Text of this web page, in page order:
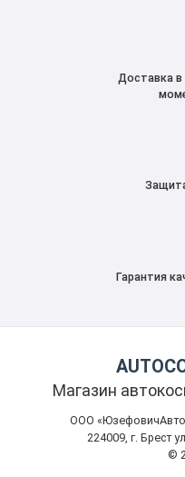
Доставка в
Гарантия
Магазин
ООО
224009, г. Брест
©